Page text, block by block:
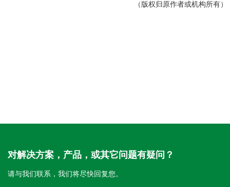
（版权归原作者或机构所有）
对解决方案，产品，或其它问题有疑问？
请与我们联系，我们将尽快回复您。